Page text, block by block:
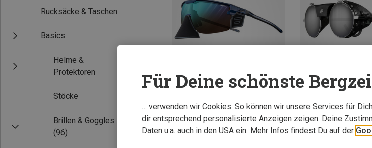
Rucksäcke & Taschen
Basics
Helme &
Protektoren
Stöcke
Brillen & Goggles
(96)
Für Deine schönste
… verwenden wir Cookies. So können wir unsere Services für
dir entsprechend personalisierte Anzeigen zeigen. Deine
Daten u.a. auch in den USA ein. Mehr Infos findest Du auf der